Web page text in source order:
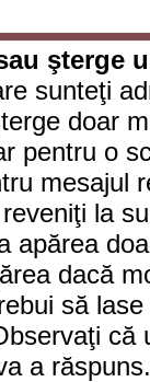
şterge
sunteţi
doar
pentru o
mesajul
la
apărea
dacă
să
că
a răspuns.